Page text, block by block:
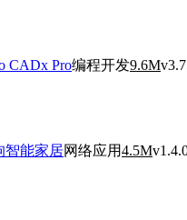
CADx Pro编程开发9.6M
智能家居网络应用4.5M